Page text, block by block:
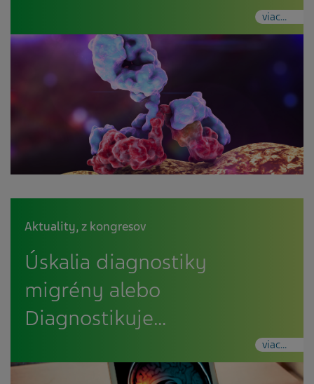
viac...
Aktuality,z kongresov
Úskalia diagnostiky
migrény alebo
Diagnostikuje…
viac...